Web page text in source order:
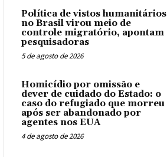
Política de vistos humanitários
no Brasil virou meio de
controle migratório, apontam
pesquisadoras
5 de agosto de 2026
Homicídio por omissão e
dever de cuidado do Estado: o
caso do refugiado que morreu
após ser abandonado por
agentes nos EUA
4 de agosto de 2026